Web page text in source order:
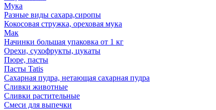
Мука
Разные виды сахара,сиропы
Кокосовая стружка, ореховая мука
Мак
Начинки большая упаковка от 1 кг
Орехи, сухофрукты, цукаты
Пюре, пасты
Пасты Tatis
Сахарная пудра, нетающая сахарная пудра
Сливки животные
Сливки растительные
Смеси для выпечки